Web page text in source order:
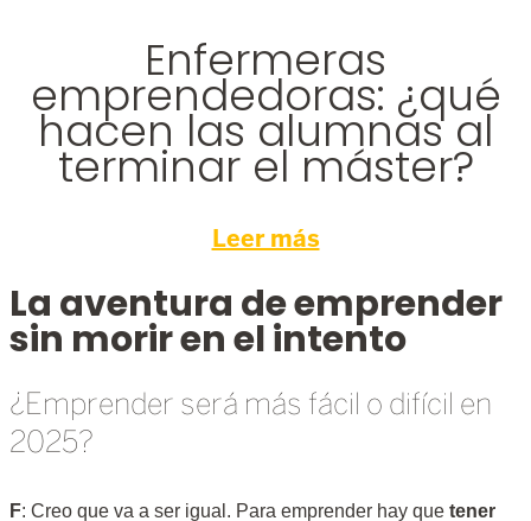
Enfermeras
emprendedoras: ¿qué
hacen las alumnas al
terminar el máster?
Leer más
La aventura de emprender
sin morir en el intento
¿Emprender será más fácil o difícil en
2025?
F: Creo que va a ser igual. Para emprender hay que tener